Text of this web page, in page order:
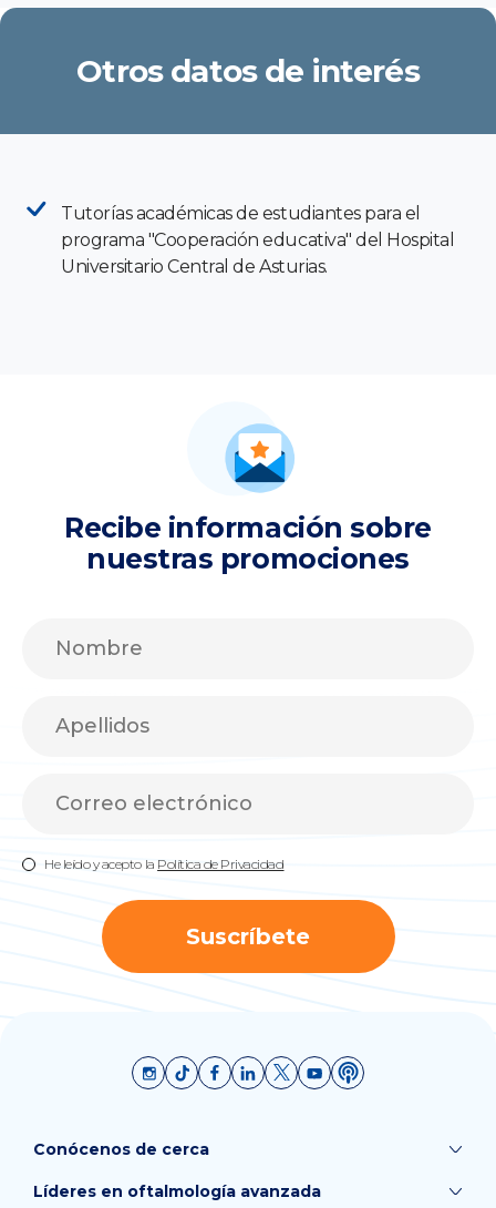
Otros datos de interés
Tutorías académicas de estudiantes para el
programa "Cooperación educativa" del Hospital
Universitario Central de Asturias.
Recibe información sobre
nuestras promociones
He leído y acepto la Política de Privacidad
Suscríbete
Conócenos de cerca
Líderes en oftalmología avanzada